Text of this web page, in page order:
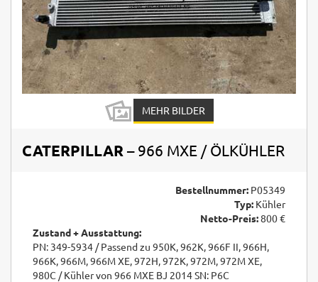
MEHR BILDER
CATERPILLAR – 966 MXE / ÖLKÜHLER
Bestellnummer: P05349
Typ: Kühler
Netto-Preis:800 €
Zustand + Ausstattung:
PN: 349-5934 / Passend zu 950K, 962K, 966F II, 966H,
966K, 966M, 966M XE, 972H, 972K, 972M, 972M XE,
980C / Kühler von 966 MXE BJ 2014 SN: P6C